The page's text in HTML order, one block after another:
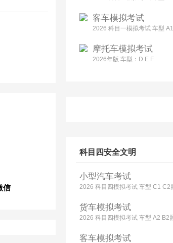
信
客车模拟考试
2026 科目一模拟考试 车型
摩托车模拟考试
2026年版 车型：D E F
科目四安全文明
小型汽车考试
2026 科目四模拟考试 车型 C1 C2
货车模拟考试
2026 科目四模拟考试 车型 A2 B2
客车模拟考试